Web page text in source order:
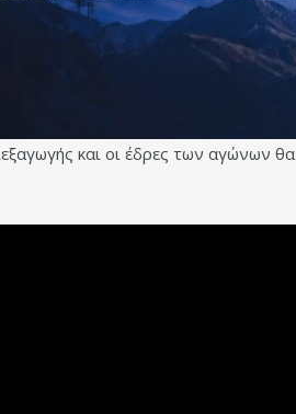
και οι έδρες των αγώνων